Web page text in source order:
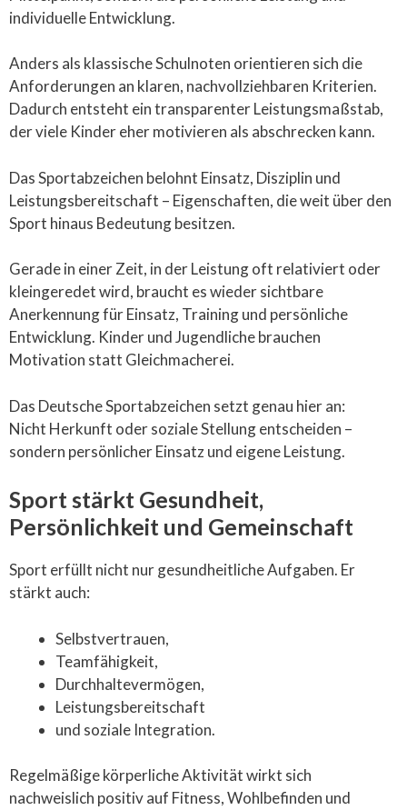
individuelle Entwicklung.
Anders als klassische Schulnoten orientieren sich die
Anforderungen an klaren, nachvollziehbaren Kriterien.
Dadurch entsteht ein transparenter Leistungsmaßstab,
der viele Kinder eher motivieren als abschrecken kann.
Das Sportabzeichen belohnt Einsatz, Disziplin und
Leistungsbereitschaft – Eigenschaften, die weit über den
Sport hinaus Bedeutung besitzen.
Gerade in einer Zeit, in der Leistung oft relativiert oder
kleingeredet wird, braucht es wieder sichtbare
Anerkennung für Einsatz, Training und persönliche
Entwicklung. Kinder und Jugendliche brauchen
Motivation statt Gleichmacherei.
Das Deutsche Sportabzeichen setzt genau hier an:
Nicht Herkunft oder soziale Stellung entscheiden –
sondern persönlicher Einsatz und eigene Leistung.
Sport stärkt Gesundheit,
Persönlichkeit und Gemeinschaft
Sport erfüllt nicht nur gesundheitliche Aufgaben. Er
stärkt auch:
Selbstvertrauen,
Teamfähigkeit,
Durchhaltevermögen,
Leistungsbereitschaft
und soziale Integration.
Regelmäßige körperliche Aktivität wirkt sich
nachweislich positiv auf Fitness, Wohlbefinden und